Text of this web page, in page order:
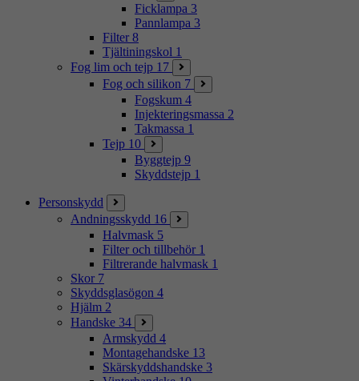
Ficklampa 3
Pannlampa 3
Filter 8
Tjältiningskol 1
Fog lim och tejp 17
Fog och silikon 7
Fogskum 4
Injekteringsmassa 2
Takmassa 1
Tejp 10
Byggtejp 9
Skyddstejp 1
Personskydd
Andningsskydd 16
Halvmask 5
Filter och tillbehör 1
Filtrerande halvmask 1
Skor 7
Skyddsglasögon 4
Hjälm 2
Handske 34
Armskydd 4
Montagehandske 13
Skärskyddshandske 3